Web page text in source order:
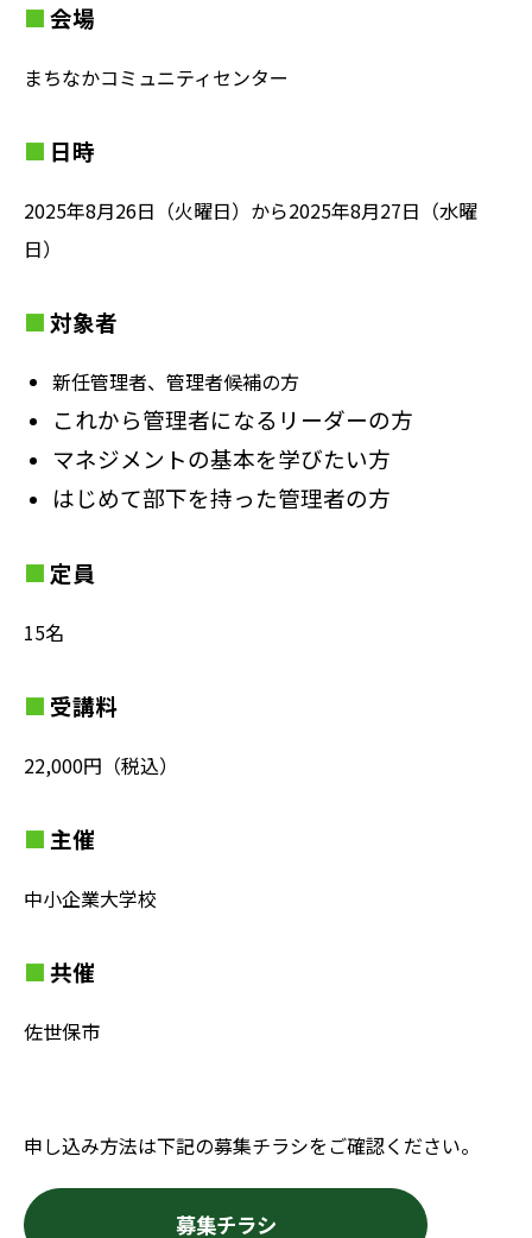
会場
まちなかコミュニティセンター
日時
2025年8月26日（火曜日）から2025年8月27日（水曜
日）
対象者
新任管理者、管理者候補の方
これから管理者になるリーダーの方
マネジメントの基本を学びたい方
はじめて部下を持った管理者の方
定員
15名
受講料
22,000円（税込）
主催
中小企業大学校
共催
佐世保市
申し込み方法は下記の募集チラシをご確認ください。
募集チラシ